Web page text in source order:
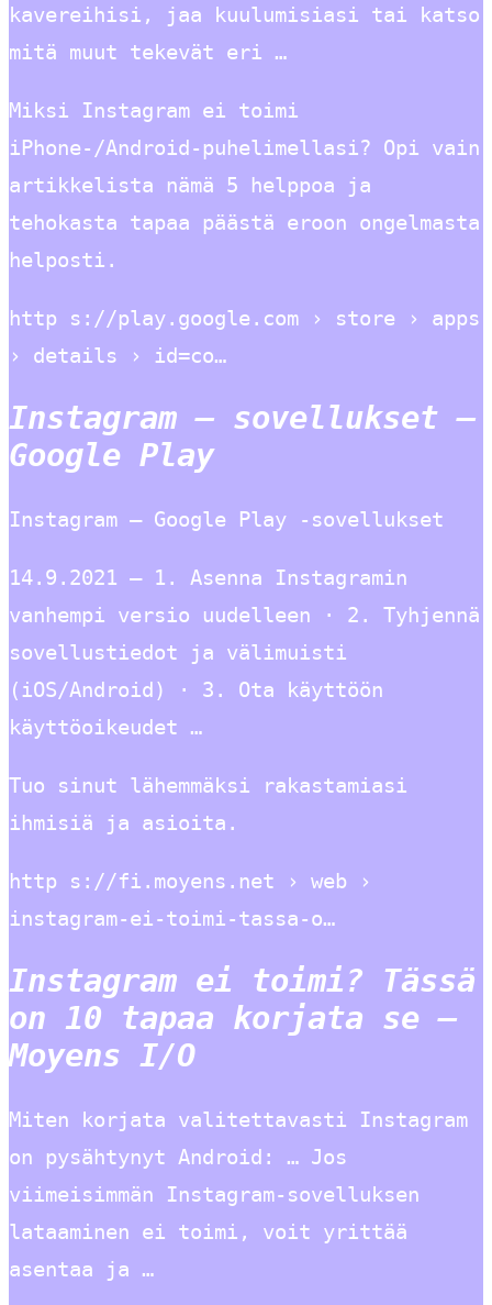
kavereihisi, jaa kuulumisiasi tai katso
mitä muut tekevät eri …
Miksi Instagram ei toimi
iPhone-/Android-puhelimellasi? Opi vain
artikkelista nämä 5 helppoa ja
tehokasta tapaa päästä eroon ongelmasta
helposti.
http s://play.google.com › store › apps
› details › id=co…
Instagram – sovellukset –
Google Play
Instagram – Google Play ‑sovellukset
14.9.2021 — 1. Asenna Instagramin
vanhempi versio uudelleen · 2. Tyhjennä
sovellustiedot ja välimuisti
(iOS/Android) · 3. Ota käyttöön
käyttöoikeudet …
Tuo sinut lähemmäksi rakastamiasi
ihmisiä ja asioita.
http s://fi.moyens.net › web ›
instagram-ei-toimi-tassa-o…
Instagram ei toimi? Tässä
on 10 tapaa korjata se –
Moyens I/O
Miten korjata valitettavasti Instagram
on pysähtynyt Android: … Jos
viimeisimmän Instagram-sovelluksen
lataaminen ei toimi, voit yrittää
asentaa ja …